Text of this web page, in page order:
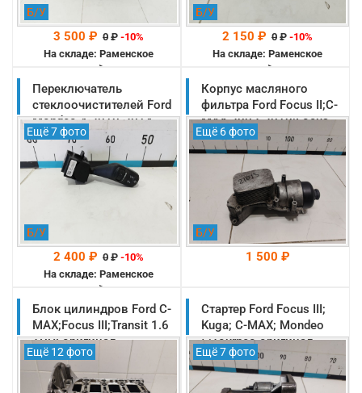
Б/У
3 500 ₽ 0 ₽ -10%
На складе: Раменское
-->
Б/У
2 150 ₽ 0 ₽ -10%
На складе: Раменское
-->
Переключатель
стеклоочистителей Ford
Mondeo 4 2010-2014
оригинал (1834492)
Ещё 7 фото
Б/У
2 400 ₽ 0 ₽ -10%
На складе: Раменское
-->
Корпус масляного
фильтра Ford Focus II;C-
MAX 2003-2010;Focus
III;Transit 1.6 TDCI
(1685820)
Ещё 6 фото
Б/У
1 500 ₽
На складе: Раменское
-->
Блок цилиндров Ford C-
MAX;Focus III;Transit 1.6
TDCi оригинал
(1733057)
Ещё 12 фото
Стартер Ford Focus III;
Kuga; C-MAX; Mondeo
5;Tourneo оригинал
(2033247)
Ещё 7 фото